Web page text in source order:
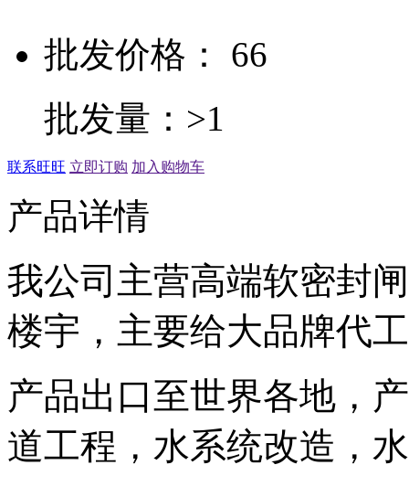
批发价格： 66
批发量：>1
联系旺旺 立即订购 加入购物车
产品详情
我公司主营高端软密封
楼宇，主要给大品牌代
产品出口至世界各地，
道工程，水系统改造，